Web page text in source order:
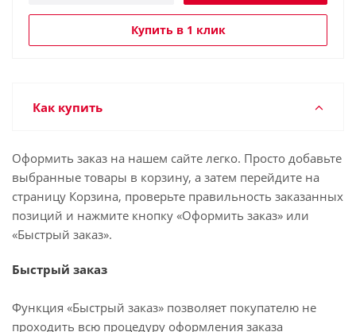
Купить в 1 клик
Как купить
Оформить заказ на нашем сайте легко. Просто добавьте
выбранные товары в корзину, а затем перейдите на
страницу Корзина, проверьте правильность заказанных
позиций и нажмите кнопку «Оформить заказ» или
«Быстрый заказ».
Быстрый заказ
Функция «Быстрый заказ» позволяет покупателю не
проходить всю процедуру оформления заказа